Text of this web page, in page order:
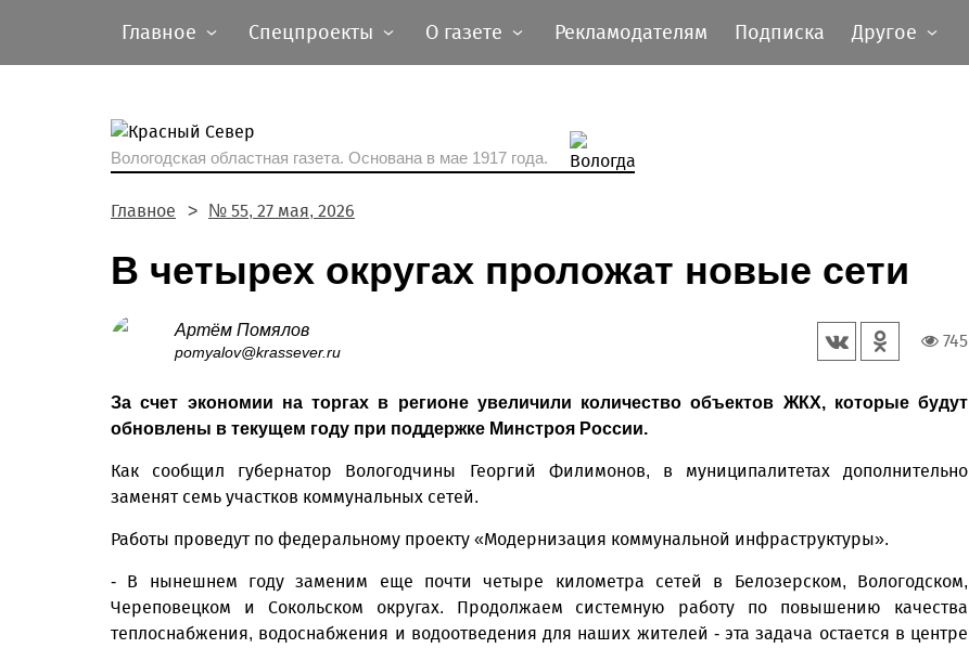
Главное Спецпроекты О газете Рекламодателям Подписка Другое
Вологодская областная газета. Основана в мае 1917 года.
Главное № 55, 27 мая, 2026
В четырех округах проложат новые сети
Артём Помялов
pomyalov@krassever.ru
745
За счет экономии на торгах в регионе увеличили количество объектов ЖКХ, которые будут
обновлены в текущем году при поддержке Минстроя России.
Как сообщил губернатор Вологодчины Георгий Филимонов, в муниципалитетах дополнительно
заменят семь участков коммунальных сетей.
Работы проведут по федеральному проекту «Модернизация коммунальной инфраструктуры».
- В нынешнем году заменим еще почти четыре километра сетей в Белозерском, Вологодском,
Череповецком и Сокольском округах. Продолжаем системную работу по повышению качества
теплоснабжения, водоснабжения и водоотведения для наших жителей - эта задача остается в центре